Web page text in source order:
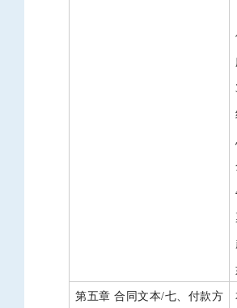
第五章 合同文本/七、付款方